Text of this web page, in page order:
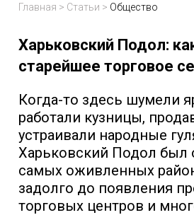
Главная > Статьи > Общество
Харьковский Подол:
старейшее торговое
Когда-то здесь шумели
работали кузницы,
устраивали народные
Харьковский Подол был
самых оживленных
задолго до появления
торговых центров и